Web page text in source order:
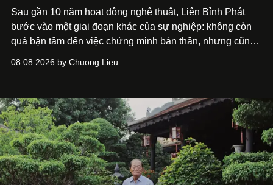
Sau gần 10 năm hoạt động nghệ thuật, Liên Bỉnh Phát
bước vào một giai đoạn khác của sự nghiệp: không còn
quá bận tâm đến việc chứng minh bản thân, nhưng cũng
phim điện ảnh trong nửa đầu 2026 đến hành trình trở lại
bằng một tâm thế điềm tĩnh hơn. Anh tiếp tục học hỏi, trau
dồi và chờ đợi những vai diễn đủ sức đưa mình đến
những vùng đất mới. Ở tuổi ngoài 30, điều anh theo đuổi
không phải những đích đến quá lớn, mà là khả năng luôn
tiến về phía trước.
08.08.2026 by Chuong Lieu